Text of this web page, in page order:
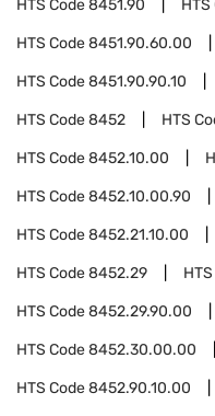
HTS Code8451.90 HTS
HTS Code8451.90.60.00
HTS Code8451.90.90.10
HTS Code8452 HTS
HTS Code8452.10.00
HTS Code8452.10.00.90
HTS Code8452.21.10.00
HTS Code8452.29
HTS Code8452.29.90.00
HTS Code8452.30.00.00
HTS Code8452.90.10.00